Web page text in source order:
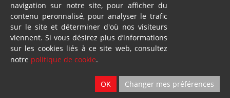
Dillies
navigation sur notre site, pour afficher du
contenu peronnalisé, pour analyser le trafic
sur le site et déterminer d'où nos visiteurs
viennent. Si vous désirez plus d’informations
sur les cookies liés à ce site web, consultez
notre politique de cookie.
OK Changer mes préférences